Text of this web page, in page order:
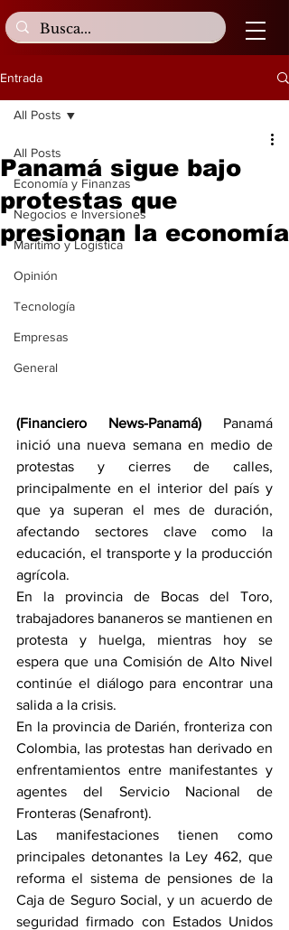
Entrada
All Posts
Economía y Finanzas
Negocios e Inversiones
Marítimo y Logística
Opinión
Tecnología
Empresas
General
All Posts
Panamá sigue bajo
protestas que
presionan la economía
(Financiero News-Panamá) Panamá
inició una nueva semana en medio de
protestas y cierres de calles,
principalmente en el interior del país y
que ya superan el mes de duración,
afectando sectores clave como la
educación, el transporte y la producción
agrícola.
En la provincia de Bocas del Toro,
trabajadores bananeros se mantienen en
protesta y huelga, mientras hoy se
espera que una Comisión de Alto Nivel
continúe el diálogo para encontrar una
salida a la crisis.
En la provincia de Darién, fronteriza con
Colombia, las protestas han derivado en
enfrentamientos entre manifestantes y
agentes del Servicio Nacional de
Fronteras (Senafront).
Las manifestaciones tienen como
principales detonantes la Ley 462, que
reforma el sistema de pensiones de la
Caja de Seguro Social, y un acuerdo de
seguridad firmado con Estados Unidos